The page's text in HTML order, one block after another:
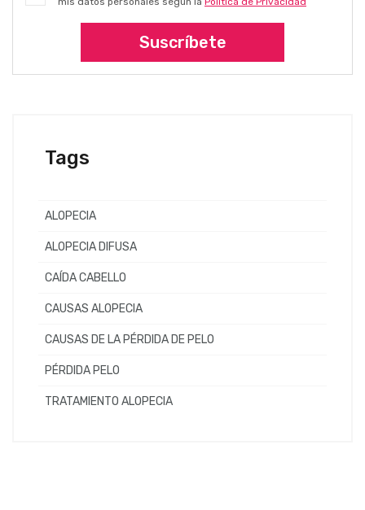
Suscríbete
Tags
ALOPECIA
ALOPECIA DIFUSA
CAÍDA CABELLO
CAUSAS ALOPECIA
CAUSAS DE LA PÉRDIDA DE PELO
PÉRDIDA PELO
TRATAMIENTO ALOPECIA